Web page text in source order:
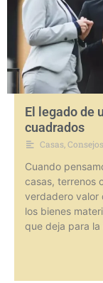
El legado de
cuadrados
Casas Consejos
Cuando
casas, terrenos
verdadero valor
los bienes
que deja para la